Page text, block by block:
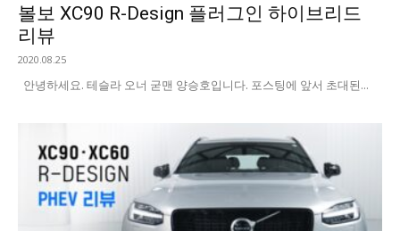
볼보 XC90 R-Design 플러그인 하이브리드
리뷰
2020.08.25
안녕하세요. 테슬라 오너 굳맨 양승호입니다. 포스팅에 앞서 초대된...